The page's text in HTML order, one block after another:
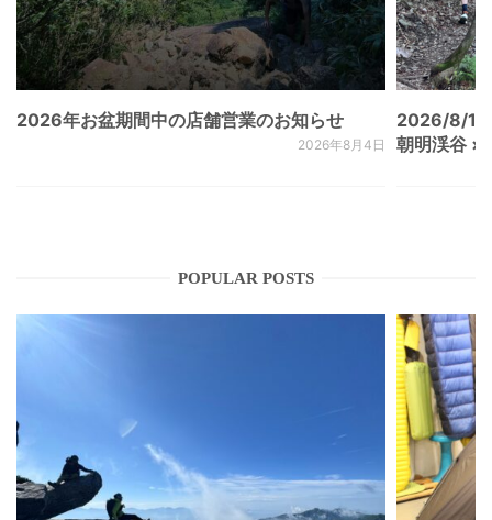
2026年お盆期間中の店舗営業のお知らせ
2026年8月4日
2026/8/
朝明渓谷 ×
POPULAR POSTS